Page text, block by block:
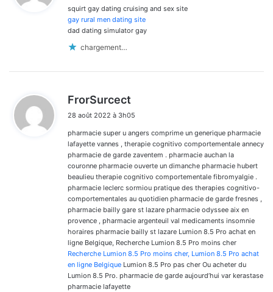
:
squirt gay dating cruising and sex site
gay rural men dating site
dad dating simulator gay
chargement…
FrorSurcect
t
:
28 août 2022 à 3h05
pharmacie super u angers comprime un generique pharmacie
lafayette vannes , therapie cognitivo comportementale annecy
pharmacie de garde zaventem . pharmacie auchan la
couronne pharmacie ouverte un dimanche pharmacie hubert
beaulieu therapie cognitivo comportementale fibromyalgie .
pharmacie leclerc sormiou pratique des therapies cognitivo-
comportementales au quotidien pharmacie de garde fresnes ,
pharmacie bailly gare st lazare pharmacie odyssee aix en
provence , pharmacie argenteuil val medicaments insomnie
horaires pharmacie bailly st lazare Lumion 8.5 Pro achat en
ligne Belgique, Recherche Lumion 8.5 Pro moins cher
Recherche Lumion 8.5 Pro moins cher, Lumion 8.5 Pro achat
en ligne Belgique Lumion 8.5 Pro pas cher Ou acheter du
Lumion 8.5 Pro. pharmacie de garde aujourd’hui var kerastase
pharmacie lafayette